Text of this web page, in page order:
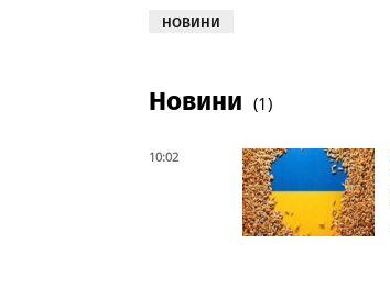
НОВИНИ
Новини (1)
10:02